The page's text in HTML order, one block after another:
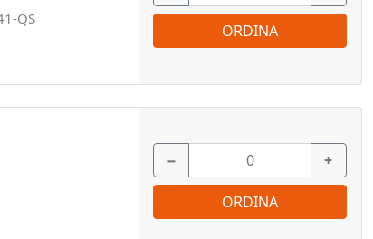
QS
ORDINA
− +
ORDINA